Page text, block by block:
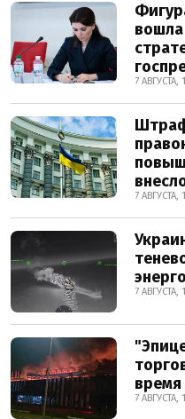
вошла
7 АВГУСТА,
7 АВГУСТА,
7 АВГУСТА,
7 АВГУСТА,